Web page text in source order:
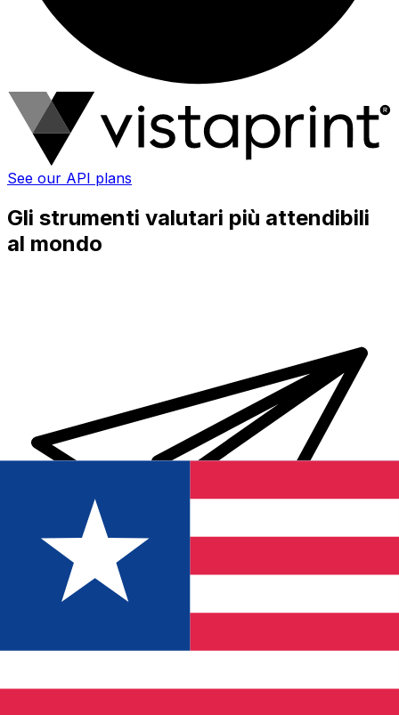
See our API plans
Gli strumenti valutari più attendibili
al mondo
Trasferimenti di denaro internazionali Xe